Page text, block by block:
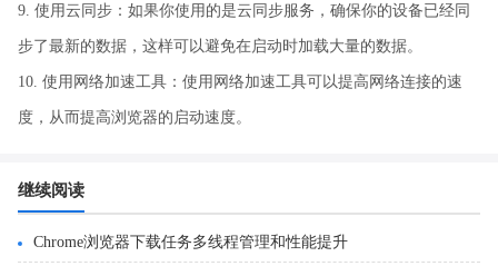
9. 使用云同步：如果你使用的是云同步服务，确保你的设备已经同
步了最新的数据，这样可以避免在启动时加载大量的数据。
10. 使用网络加速工具：使用网络加速工具可以提高网络连接的速
度，从而提高浏览器的启动速度。
继续阅读
Chrome浏览器下载任务多线程管理和性能提升